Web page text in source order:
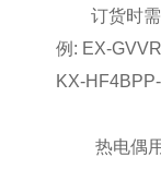
订货时需
例: EX-
KX-
热电偶用